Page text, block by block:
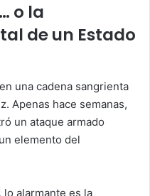
o la
de un Estado
una cadena sangrienta
Apenas hace semanas,
un ataque armado
elemento del
lo alarmante es la